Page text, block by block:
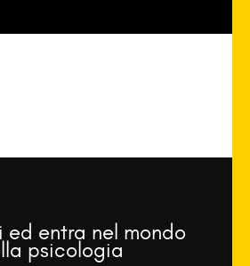
ed entra nel mondo
psicologia